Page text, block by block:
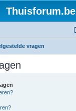
Thuisforum.be
vragen